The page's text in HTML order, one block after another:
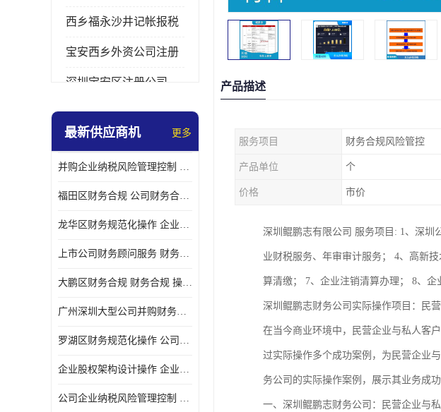
西乡福永沙井记帐报税
宝安西乡外资公司注册
深圳宝安区注册公司
宝安西乡办理营业执照
宝安西乡代理记帐
注册公司
最新供应商机 更多
并购企业纳税风险管理控制 企业纳税风险管理控制 如何操作
福田区财务合规 公司财务合规 如何处理实现税务*风险
龙华区财务规范化操作 企业纳税风险管理控制 操作起来简单易行
上市公司财务顾问服务 财务合规 如何才能达到目标
大鹏区财务合规 财务合规 操作起来简单易行
广州深圳大型公司并购财务顾问 财务规范化操作 办理要多长时间
罗湖区财务规范化操作 公司财务合规 盛莱企管
企业股权架构设计操作 企业纳税风险管理控制 怎样操作税务合规
公司企业纳税风险管理控制 财务顾问 操作起来简单易行
产品描述
服务项目 财务合规风险管控
产品单位 个
价格 市价
深圳鲲鹏志有限公司 服务项目: 1、深圳
业财税服务、年审审计服务； 4、高新
算清缴； 7、企业注销清算办理； 8、
深圳鲲鹏志财务公司实际操作项目：民
在当今商业环境中，民营企业与私人客
过实际操作多个成功案例，为民营企业
务公司的实际操作案例，展示其业务成
一、深圳鲲鹏志财务公司：民营企业与